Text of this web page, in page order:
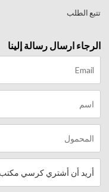
تتبع الطلب
الرجاء ارسال رسالة إلينا